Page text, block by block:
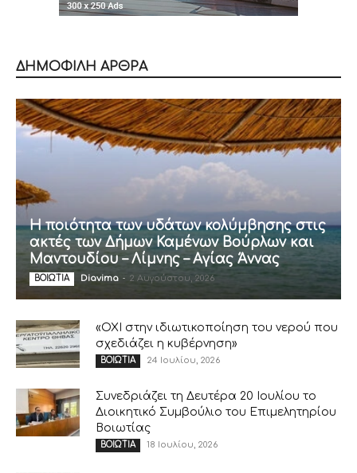
ΔΗΜΟΦΙΛΗ ΑΡΘΡΑ
Η ποιότητα των υδάτων κολύμβησης στις
ακτές των Δήμων Καμένων Βούρλων και
Μαντουδίου – Λίμνης – Αγίας Άννας
ΒΟΙΩΤΙΑ Diavima - 2 Αυγούστου, 2026
«ΟΧΙ στην ιδιωτικοποίηση του νερού που
σχεδιάζει η κυβέρνηση»
ΒΟΙΩΤΙΑ 24 Ιουλίου, 2026
Συνεδριάζει τη Δευτέρα 20 Ιουλίου το
Διοικητικό Συμβούλιο του Επιμελητηρίου
Βοιωτίας
ΒΟΙΩΤΙΑ 18 Ιουλίου, 2026